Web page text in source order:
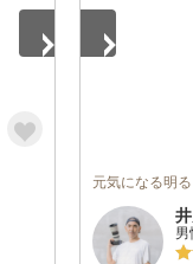
元気になる明
男